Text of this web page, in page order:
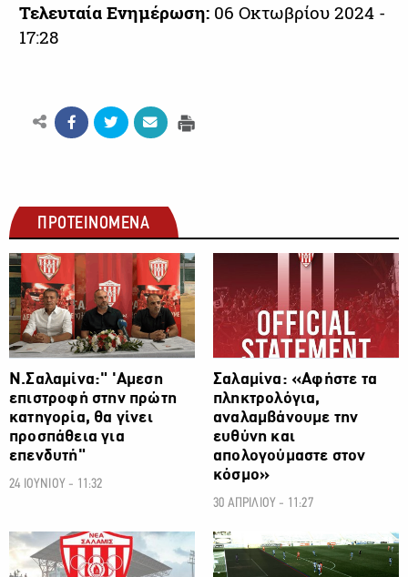
Τελευταία Ενημέρωση: 06 Οκτωβρίου 2024 -
17:28
ΠΡΟΤΕΙΝΟΜΕΝΑ
ΠΡΩΤΑΘΛΗΜΑ CYTA
Ν.Σαλαμίνα:" 'Αμεση
επιστροφή στην πρώτη
κατηγορία, θα γίνει
προσπάθεια για
επενδυτή"
24 ΙΟΥΝΙΟΥ - 11:32
ΠΡΩΤΑΘΛΗΜΑ CYTA
Σαλαμίνα: «Αφήστε τα
πληκτρολόγια,
αναλαμβάνουμε την
ευθύνη και
απολογούμαστε στον
κόσμο»
30 ΑΠΡΙΛΙΟΥ - 11:27
ΠΡΩΤΑΘΛΗΜΑ CYTA ΠΡΩΤΑΘΛΗΜΑ CYTA